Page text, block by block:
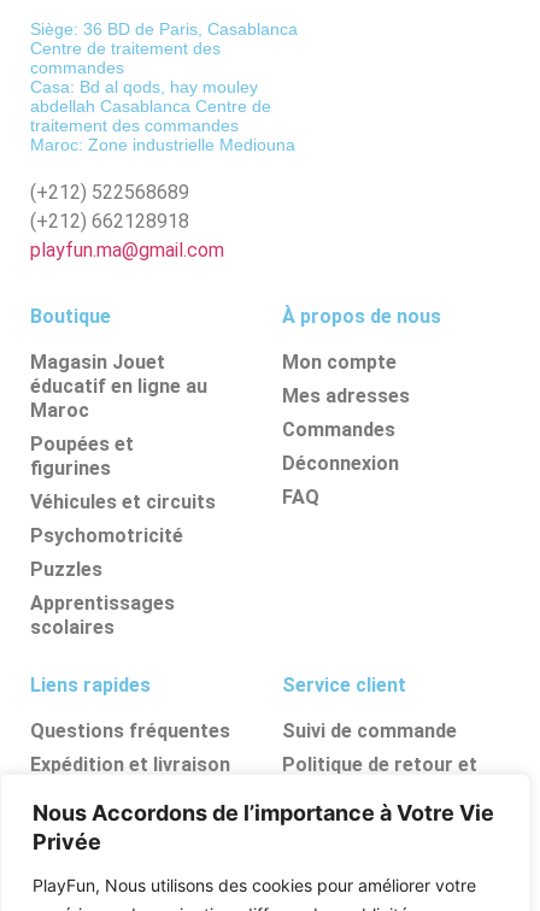
Nous Accordons de l’importance à Votre Vie
Privée
PlayFun, Nous utilisons des cookies pour améliorer votre
Siège: 36 BD de Paris, Casablanca
Centre de traitement des
commandes
Casa: Bd al qods, hay mouley
abdellah Casablanca Centre de
traitement des commandes
Maroc: Zone industrielle Mediouna
(+212) 522568689
(+212) 662128918
playfun.ma@gmail.com
Boutique
Magasin Jouet
éducatif en ligne au
Maroc
Poupées et
figurines
Véhicules et circuits
Psychomotricité
Puzzles
Apprentissages
scolaires
À propos de nous
Mon compte
Mes adresses
Commandes
Déconnexion
FAQ
Liens rapides
Questions fréquentes
Expédition et livraison
remboursements
Ressources, conseils et
astuces
Service client
Suivi de commande
Politique de retour et
FAQ